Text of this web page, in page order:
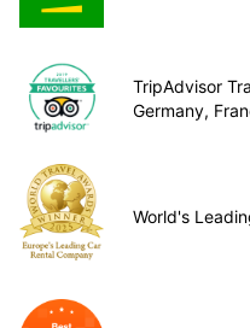
TripAdvisor
Germany,
World's